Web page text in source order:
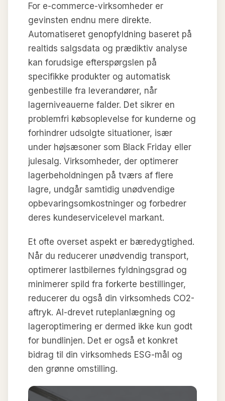
For e-commerce-virksomheder er
gevinsten endnu mere direkte.
Automatiseret genopfyldning baseret på
realtids salgsdata og prædiktiv analyse
kan forudsige efterspørgslen på
specifikke produkter og automatisk
genbestille fra leverandører, når
lagerniveauerne falder. Det sikrer en
problemfri købsoplevelse for kunderne og
forhindrer udsolgte situationer, især
under højsæsoner som Black Friday eller
julesalg. Virksomheder, der optimerer
lagerbeholdningen på tværs af flere
lagre, undgår samtidig unødvendige
opbevaringsomkostninger og forbedrer
deres kundeservicelevel markant.
Et ofte overset aspekt er bæredygtighed.
Når du reducerer unødvendig transport,
optimerer lastbilernes fyldningsgrad og
minimerer spild fra forkerte bestillinger,
reducerer du også din virksomheds CO2-
aftryk. AI-drevet ruteplanlægning og
lageroptimering er dermed ikke kun godt
for bundlinjen. Det er også et konkret
bidrag til din virksomheds ESG-mål og
den grønne omstilling.